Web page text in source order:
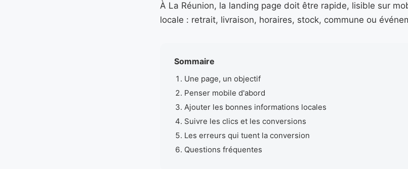
À La Réunion, la landing page doit être rapide, lisible sur
locale : retrait, livraison, horaires, stock, commune ou
Sommaire
Une page, un objectif
Penser mobile d'abord
Ajouter les bonnes informations locales
Suivre les clics et les conversions
Les erreurs qui tuent la conversion
Questions fréquentes